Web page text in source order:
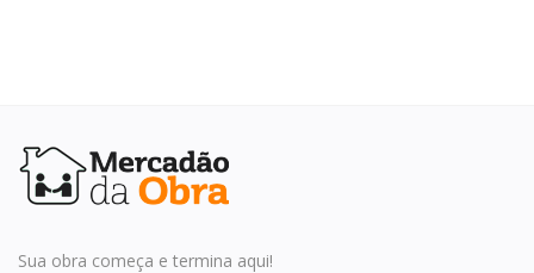
Sua obra começa e termina aqui!